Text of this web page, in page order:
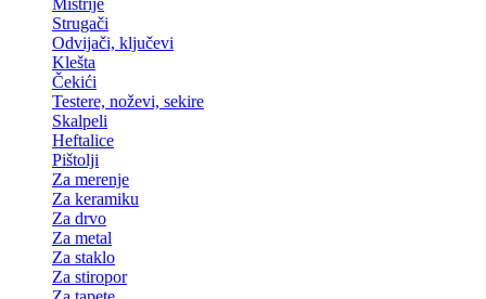
Strugači
Odvijači, ključevi
Klešta
Čekići
Testere, noževi, sekire
Skalpeli
Heftalice
Pištolji
Za merenje
Za keramiku
Za drvo
Za metal
Za staklo
Za stiropor